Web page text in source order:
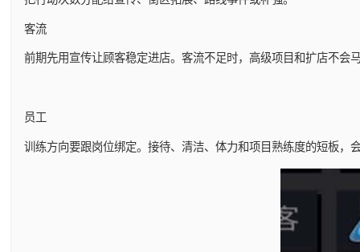
客流
前期先用宣传让顾客稳定进店。客流不足时，高级项目和扩店不会
员工
训练方向要跟岗位绑定。接待、清洁、体力和项目熟练度的短板，